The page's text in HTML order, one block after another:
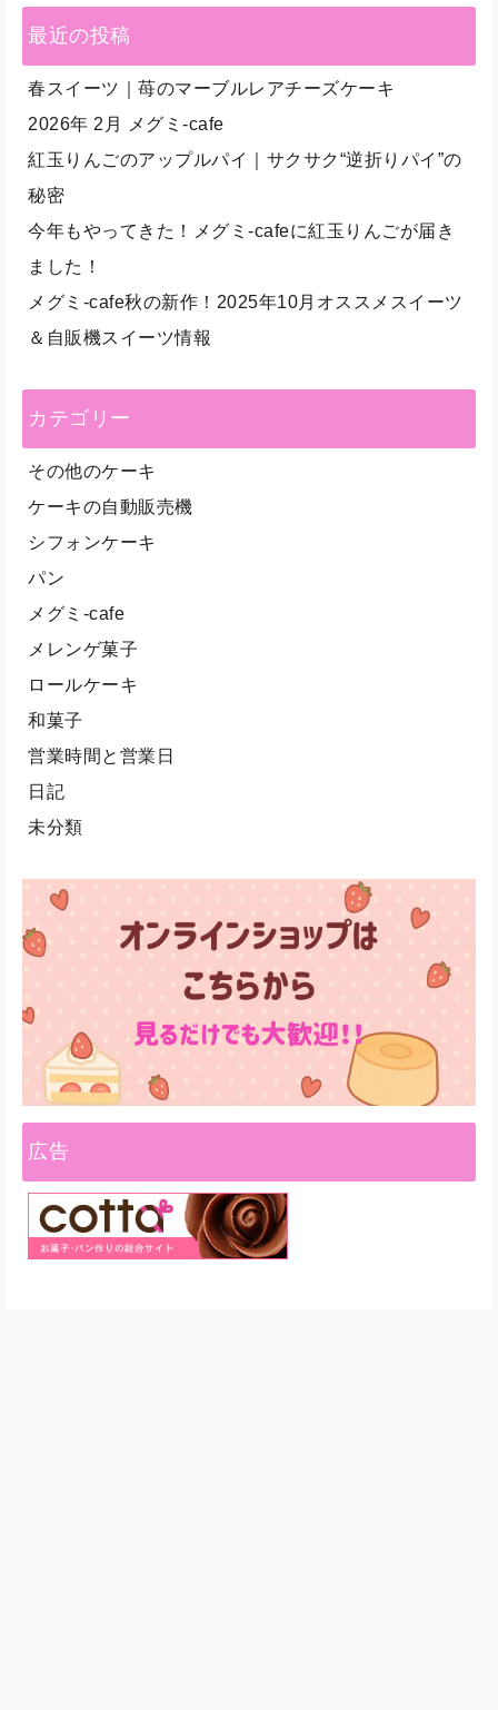
最近の投稿
春スイーツ｜苺のマーブルレアチーズケーキ
2026年 2月 メグミ-cafe
紅玉りんごのアップルパイ｜サクサク“逆折りパイ”の
秘密
今年もやってきた！メグミ-cafeに紅玉りんごが届き
ました！
メグミ-cafe秋の新作！2025年10月オススメスイーツ
＆自販機スイーツ情報
カテゴリー
その他のケーキ
ケーキの自動販売機
シフォンケーキ
パン
メグミ-cafe
メレンゲ菓子
ロールケーキ
和菓子
営業時間と営業日
日記
未分類
広告